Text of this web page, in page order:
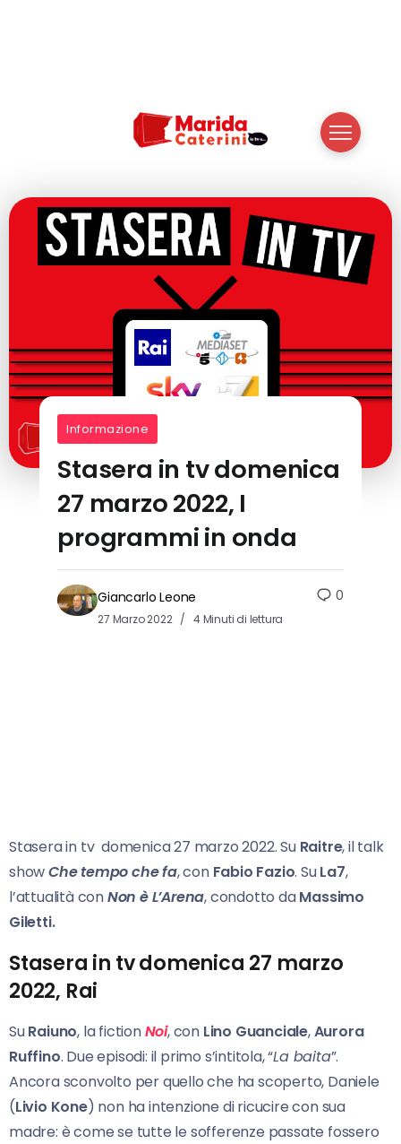
Informazione
Stasera in tv domenica
27 marzo 2022, I
programmi in onda
Giancarlo Leone
27 Marzo 2022 4 Minuti di lettura
0
Stasera in tv domenica 27 marzo 2022. Su Raitre, il talk
showChe tempo che fa, con Fabio Fazio. SuLa7,
l’attualità conNon è L’Arena, condotto daMassimo
Giletti.
Stasera in tv domenica 27 marzo
2022, Rai
SuRaiuno, la fictionNoi, con Lino Guanciale,Aurora
Ruffino. Due episodi: il primo s’intitola, “La baita”.
Ancora sconvolto per quello che ha scoperto, Daniele
(Livio Kone) non ha intenzione di ricucire con sua
madre: è come se tutte le sofferenze passate fossero